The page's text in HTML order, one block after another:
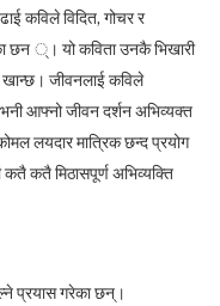
कविले विदित, गोचर र
छन ्। यो कविता उनकै भिखारी
खान्छ। जीवनलाई कविले
आफ्नो जीवन दर्शन अभिव्यक्त
लयदार मात्रिक छन्द प्रयोग
कतै मिठासपूर्ण अभिव्यक्ति
प्रयास गरेका छन्।